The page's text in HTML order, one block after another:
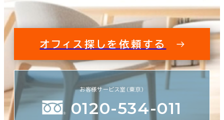
オフィス探しを依頼する
お客様サービス室（東京）
0120-534-011